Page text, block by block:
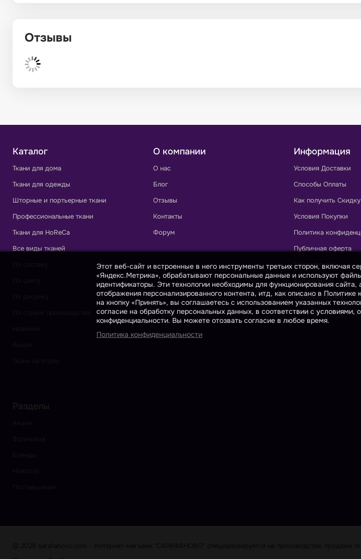
Отзывы
Каталог
Ткани для дома
Ткани для одежды
Шторные и портьерные ткани
Профессиональные ткани
Ткани для HoReCa
Все виды тканей
О компании
О нас
Блог
Отзывы
Контакты
Форум
Информация
Условия Доставки
Способы Оплаты
Как получить Скидку
Условия Покупки
Политика
Публичная оферта
Сертификаты
Калькулятор
Словарь тканей
Каталог ГОСТов и ТУ
Разделы
Этот веб-сайт и встроенные в него инструменты третьих сторон, включая
«Яндекс.Метрика», обрабатывают персональные данные и используют
идентификаторы. Эти технологии необходимы для функционирования сайта,
отображения персонализированного контента, итд, как описано в
на кнопку «Принять», вы соглашаетесь с использованием указанных
согласие на обработку персональных данных, в соответствии с условиями,
конфиденциальности. Вы можете отозвать согласие в любое время.
Политика конфиденциальности